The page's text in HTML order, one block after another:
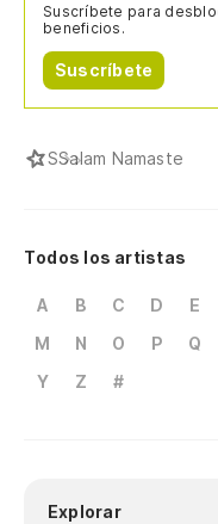
Suscríbete para
beneficios.
Suscríbete
SSalam Namaste
Todos los artistas
A B C D E
M
N O P Q
Y
Z #
Explorar